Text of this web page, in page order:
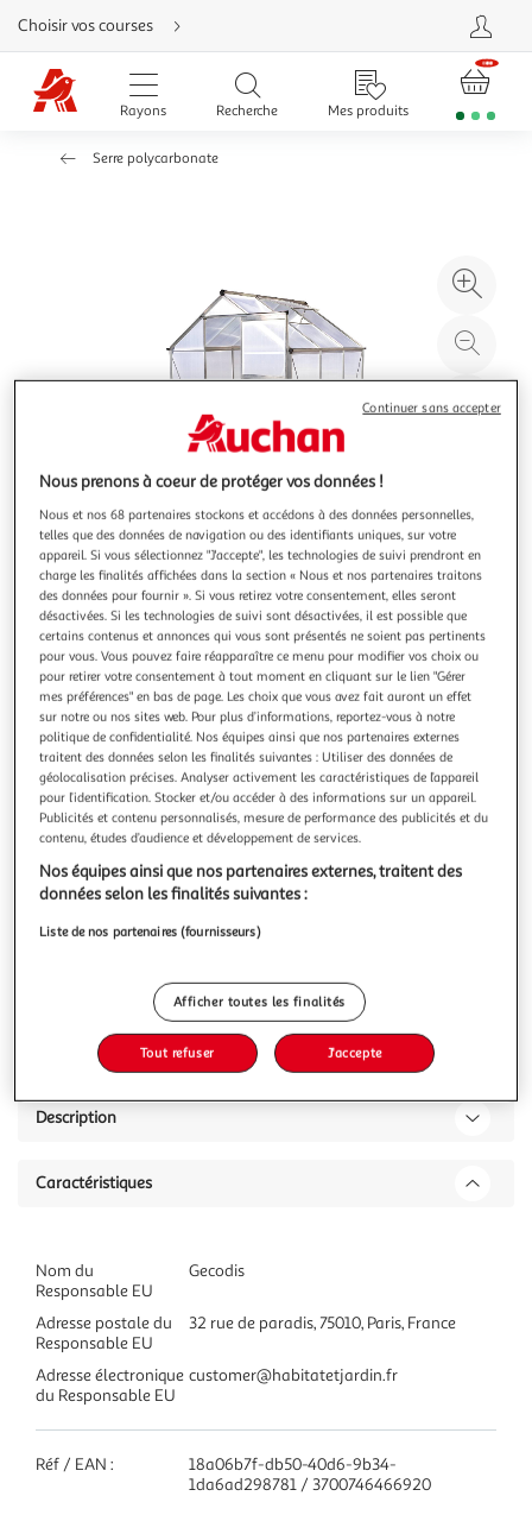
Aller
directement
au
contenu
Aller
directement
Aller
Choisir vos courses
Rayons Recherche Mes produits
Serre polycarbonate
à
Illustration
précédente
Illustration
suivante
HABITAT ET JARDIN
Serre jardin polycarbonate hortensia - 3,65m²
Serre de jardin polycarbonate Hortensia de couleur
transparente - Structure haute qualité en aluminium -
Dimensions hors tout : 190(l)x192(L)x193(H)cm - Façade de
panneaux doubles 4mm - Une porte simple et une lucarne
- (embase métallique non inclue).Serre de jardin
polycarbonate Hortensia La se
En savoir +
Vendu par Habitat et Jardin
Livraison dès 7/8 jours
30,00€
Plus d'options
Description
Caractéristiques
Nom du
Responsable EU
Gecodis
Adresse postale du
Responsable EU
32 rue de paradis, 75010, Paris, France
Adresse électronique
du Responsable EU
customer@habitatetjardin.fr
Réf / EAN :
18a06b7f-db50-40d6-9b34-
1da6ad298781 / 3700746466920
Nous prenons à coeur de protéger vos données !
Nous et nos 68 partenaires stockons et accédons à des données personnelles,
telles que des données de navigation ou des identifiants uniques, sur votre
appareil. Si vous sélectionnez "J'accepte", les technologies de suivi prendront en
charge les finalités affichées dans la section « Nous et nos partenaires traitons
des données pour fournir ». Si vous retirez votre consentement, elles seront
désactivées. Si les technologies de suivi sont désactivées, il est possible que
certains contenus et annonces qui vous sont présentés ne soient pas pertinents
pour vous. Vous pouvez faire réapparaître ce menu pour modifier vos choix ou
pour retirer votre consentement à tout moment en cliquant sur le lien "Gérer
mes préférences" en bas de page. Les choix que vous avez fait auront un effet
sur notre ou nos sites web. Pour plus d’informations, reportez-vous à notre
politique de confidentialité. Nos équipes ainsi que nos partenaires externes
traitent des données selon les finalités suivantes : Utiliser des données de
géolocalisation précises. Analyser activement les caractéristiques de l’appareil
pour l’identification. Stocker et/ou accéder à des informations sur un appareil.
Publicités et contenu personnalisés, mesure de performance des publicités et du
contenu, études d’audience et développement de services.
Nos équipes ainsi que nos partenaires externes, traitent des
données selon les finalités suivantes :
Liste de nos partenaires (fournisseurs)
Afficher toutes les finalités
Tout refuser J'accepte
Continuer sans accepter